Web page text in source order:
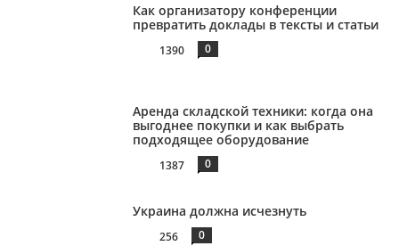
Как организатору конференции
превратить доклады в тексты и статьи
1390 0
Аренда складской техники: когда она
выгоднее покупки и как выбрать
подходящее оборудование
1387 0
Украина должна исчезнуть
256 0